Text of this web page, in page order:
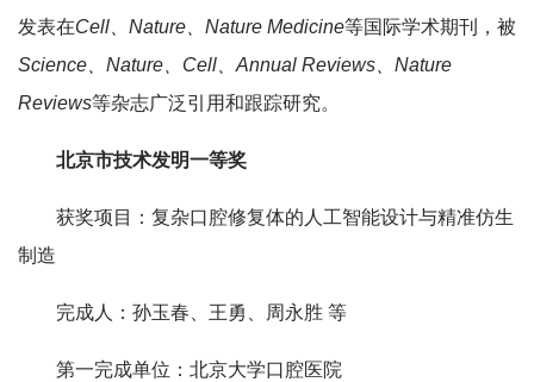
发表在Cell、Nature、Nature Medicine等国际学术期刊，被
Science、Nature、Cell、Annual Reviews、Nature
Reviews等杂志广泛引用和跟踪研究。
北京市技术发明一等奖
获奖项目：复杂口腔修复体的人工智能设计与精准仿生
制造
完成人：孙玉春、王勇、周永胜 等
第一完成单位：北京大学口腔医院